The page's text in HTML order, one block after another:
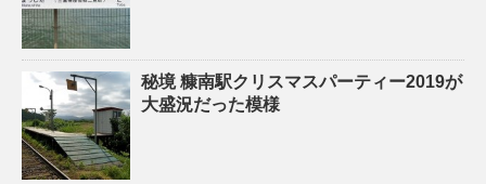
秘境 糠南駅クリスマスパーティー2019が
大盛況だった模様